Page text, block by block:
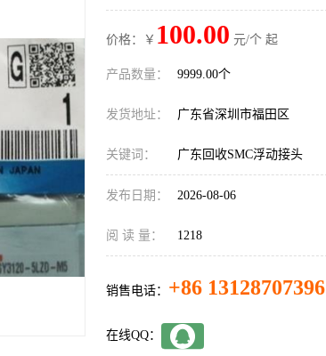
价格：￥ 100.00 元/个 起
产品数量： 9999.00个
发货地址： 广东省深圳市福田区
关键词： 广东回收SMC浮动接头
发布日期： 2026-08-06
阅 读 量： 1218
销售电话： +86 13128707396
在线QQ：